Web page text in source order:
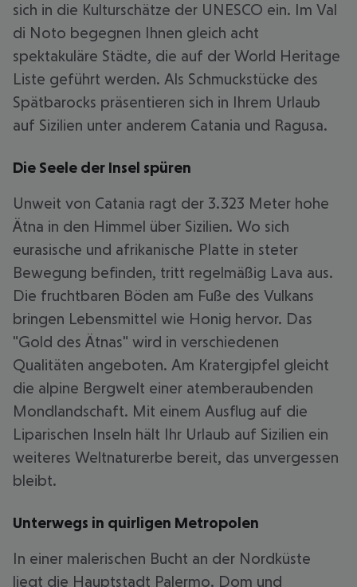
sich in die Kulturschätze der UNESCO ein. Im Val
di Noto begegnen Ihnen gleich acht
spektakuläre Städte, die auf der World Heritage
Liste geführt werden. Als Schmuckstücke des
Spätbarocks präsentieren sich in Ihrem Urlaub
auf Sizilien unter anderem Catania und Ragusa.
Die Seele der Insel spüren
Unweit von Catania ragt der 3.323 Meter hohe
Ätna in den Himmel über Sizilien. Wo sich
eurasische und afrikanische Platte in steter
Bewegung befinden, tritt regelmäßig Lava aus.
Die fruchtbaren Böden am Fuße des Vulkans
bringen Lebensmittel wie Honig hervor. Das
"Gold des Ätnas" wird in verschiedenen
Qualitäten angeboten. Am Kratergipfel gleicht
die alpine Bergwelt einer atemberaubenden
Mondlandschaft. Mit einem Ausflug auf die
Liparischen Inseln hält Ihr Urlaub auf Sizilien ein
weiteres Weltnaturerbe bereit, das unvergessen
bleibt.
Unterwegs in quirligen Metropolen
In einer malerischen Bucht an der Nordküste
liegt die Hauptstadt Palermo. Dom und